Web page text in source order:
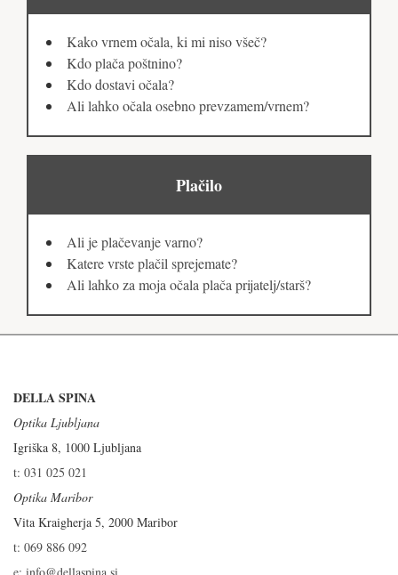
Kako vrnem očala, ki mi niso všeč?
Kdo plača poštnino?
Kdo dostavi očala?
Ali lahko očala osebno prevzamem/vrnem?
Plačilo
Ali je plačevanje varno?
Katere vrste plačil sprejemate?
Ali lahko za moja očala plača prijatelj/starš?
DELLA SPINA
Optika Ljubljana
Igriška 8, 1000 Ljubljana
t: 031 025 021
Optika Maribor
Vita Kraigherja 5, 2000 Maribor
t: 069 886 092